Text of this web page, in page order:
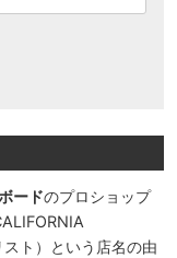
ードのプロショップ
ト）という店名の由